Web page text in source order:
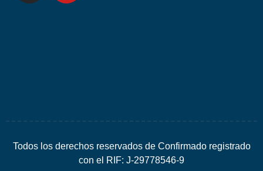
Todos los derechos reservados de Confirmado registrado
con el RIF: J-29778546-9